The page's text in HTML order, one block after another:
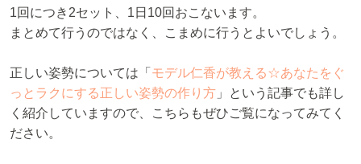
1回につき2セット、1日10回おこないます。
まとめて行うのではなく、こまめに行うとよいでしょう。
正しい姿勢については「 モデル仁香が教える☆あなたをぐ
っとラクにする正しい姿勢の作り方 」という記事でも詳し
く紹介していますので、こちらもぜひご覧になってみてく
ださい。